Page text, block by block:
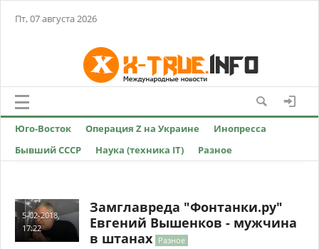
Пт, 07 августа 2026
Юго-Восток Операция Z на Украине
Инопресса
Бывший СССР
Наука (техника IT) Разное
5-02-2018,
17:22
Замглавреда "Фонтанки.ру"
Евгений Вышенков - мужчина
в штанах Разное